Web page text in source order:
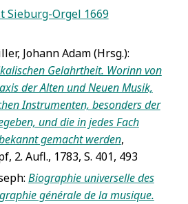
Sieburg-Orgel 1669
Johann Adam (Hrsg.):
Gelahrtheit. Worinn von
der Alten und Neuen Musik,
Instrumenten, besonders der
und die in jedes Fach
gemacht werden,
2. Aufl., 1783, S. 401, 493
Biographie universelle des
générale de la musique.